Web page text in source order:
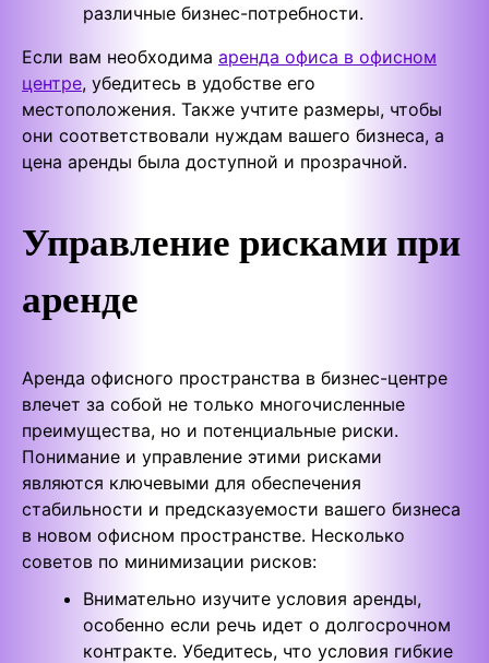
различные бизнес-потребности.
Если вам необходима аренда офиса в офисном
центре, убедитесь в удобстве его
местоположения. Также учтите размеры, чтобы
они соответствовали нуждам вашего бизнеса, а
цена аренды была доступной и прозрачной.
Управление рисками при
аренде
Аренда офисного пространства в бизнес-центре
влечет за собой не только многочисленные
преимущества, но и потенциальные риски.
Понимание и управление этими рисками
являются ключевыми для обеспечения
стабильности и предсказуемости вашего бизнеса
в новом офисном пространстве. Несколько
советов по минимизации рисков:
Внимательно изучите условия аренды,
особенно если речь идет о долгосрочном
контракте. Убедитесь, что условия гибкие